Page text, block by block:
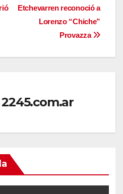
Etchevarren reconoció a
Lorenzo “Chiche”
Provazza
2245.com.ar